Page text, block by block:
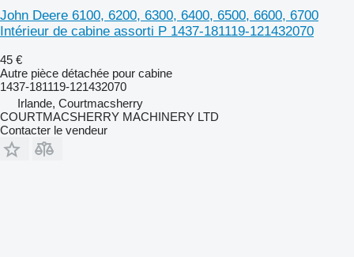
John Deere 6100, 6200, 6300, 6400, 6500, 6600, 6700
Intérieur de cabine assorti P 1437-181119-121432070
45 €
Autre pièce détachée pour cabine
1437-181119-121432070
Irlande, Courtmacsherry
COURTMACSHERRY MACHINERY LTD
Contacter le vendeur